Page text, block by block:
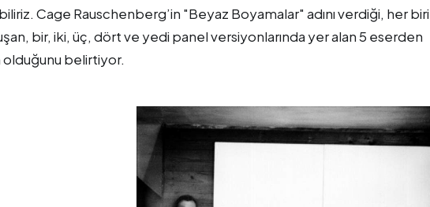
Cage Rauschenberg’in "Beyaz Boyamalar" adını verdiği, her biri
bir, iki, üç, dört ve yedi panel versiyonlarında yer alan 5 eserden
olduğunu belirtiyor.